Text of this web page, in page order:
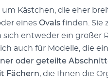
Kästchen, die eher
eines Ovals finden. Sie
sich entweder ein großer
auch für Modelle, die
oder geteilte
Fächern, die Ihnen die